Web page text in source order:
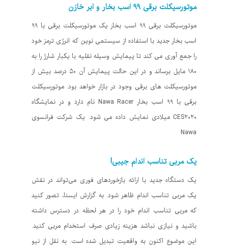
موتورسیکلت برقی ۹۹ اسب بخار و ابر خازن
موتورسیکلت برقی ۹۹ اسب بخار یک موتورسیکلت برقی با ۹۹
اسب بخار جدید با استفاده از سیستمی نوین که انرژی ترمز خود
را جمع آوری می کند تا پیمایش وسیله نقلیه با یکبار شارژ را به
۱۸۰ مایل برساند و در این حالت پیمایش آن ۵۰ درصد بیش از
موتورسیکلت های برقی وجود در بازار خواهد بود. موتورسیکلت
برقی با ۹۹ اسب بخار Nawa Racer نام دارد و در نمایشگاه
CES۲۰۲۰ میلادی نمایش داده می شود. یک شرکت فرانسوی
Nawa
یک مربی تناسب اندام جیبی!
یک دستگاه جدید با ارائه بازخوردهای فوری می‌تواند در نقش
یک مربی تناسب اندام ظاهر شود. به گزارش ایسنا، تصور کنید
که مربی تناسب اندام خود را در هر لحظه در دسترس داشته
باشید و نیازی نباشد هزینه زیادی صرف استخدام مربی کنید.
این موضوع اکنون به واقعیت تبدیل شده است. به نقل از نیو